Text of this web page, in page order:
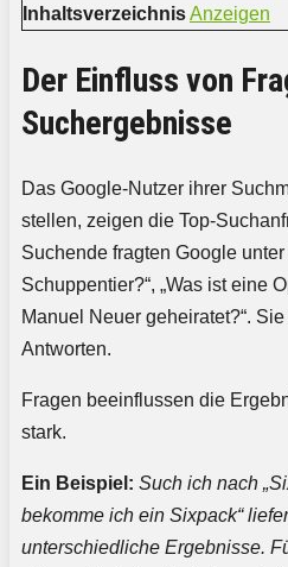
InhaltsverzeichnisAnzeigen
Der Einfluss von
Suchergebnisse
Das Google-Nutzer ihrer
stellen, zeigen die Top-
Suchende fragten Google unter
Schuppentier?“, „Was ist eine
Manuel Neuer geheiratet?“.
Antworten.
Fragen beeinflussen die
stark.
Ein Beispiel: Such ich nach
bekomme ich ein Sixpack“
unterschiedliche Ergebnisse.